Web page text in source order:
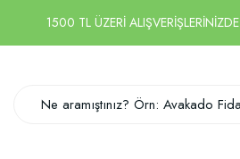
1500 TL ÜZERİ ALIŞVERİŞLERİNİZDE